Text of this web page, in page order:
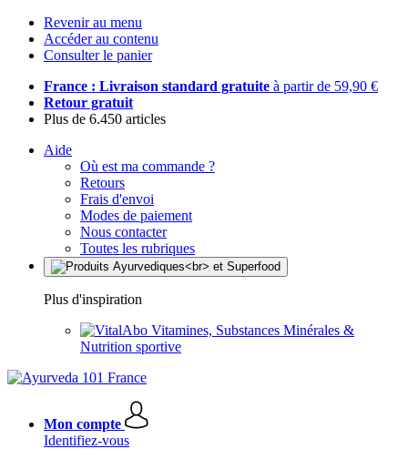
Revenir au menu
Accéder au contenu
Consulter le panier
France : Livraison standard gratuite à partir de 59,90 €
Retour gratuit
Plus de 6.450 articles
Aide
Où est ma commande ?
Retours
Frais d'envoi
Modes de paiement
Nous contacter
Toutes les rubriques
Plus d'inspiration
Vitamines, Substances Minérales &
Nutrition sportive
Mon compte
Identifiez-vous